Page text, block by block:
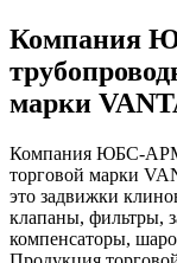
Компания
марки
Компания ЮБС-АРМ
торговой марки
это задвижки
клапаны, фильтры,
компенсаторы,